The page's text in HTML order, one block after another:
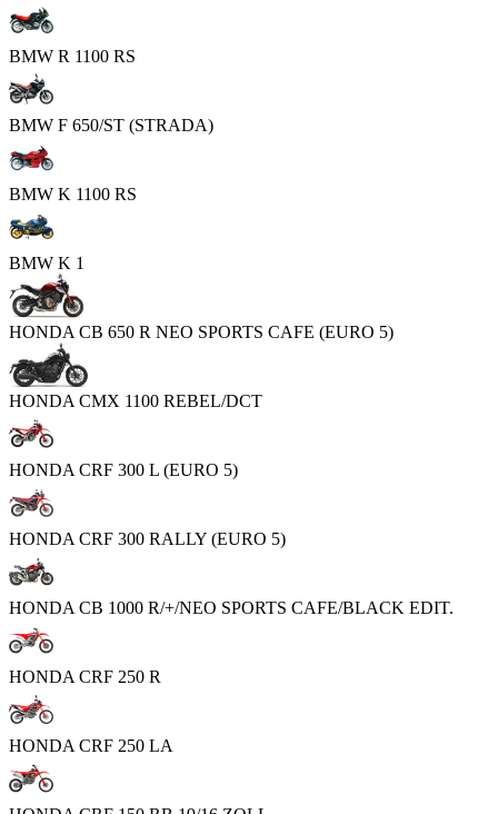
BMW R 1100 RS
BMW F 650/ST (STRADA)
BMW K 1100 RS
BMW K 1
HONDA CB 650 R NEO SPORTS CAFE (EURO 5)
HONDA CMX 1100 REBEL/DCT
HONDA CRF 300 L (EURO 5)
HONDA CRF 300 RALLY (EURO 5)
HONDA CB 1000 R/+/NEO SPORTS CAFE/BLACK EDIT.
HONDA CRF 250 R
HONDA CRF 250 LA